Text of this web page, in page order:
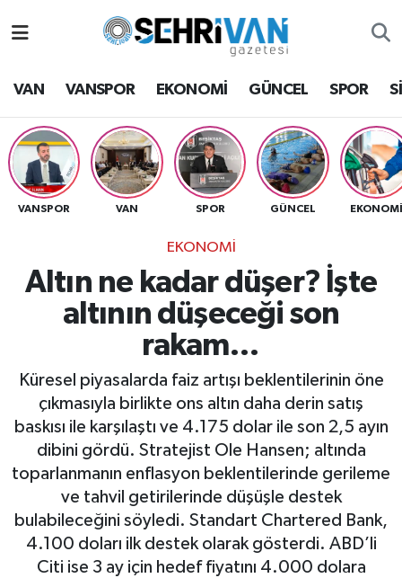
VAN VANSPOR EKONOMİ GÜNCEL SPOR
VANSPOR VAN SPOR GÜNCEL EKONOMİ
EKONOMİ
Altın ne kadar düşer? İşte
altının düşeceği son
rakam…
Küresel piyasalarda faiz artışı beklentilerinin öne
çıkmasıyla birlikte ons altın daha derin satış
baskısı ile karşılaştı ve 4.175 dolar ile son 2,5 ayın
dibini gördü. Stratejist Ole Hansen; altında
toparlanmanın enflasyon beklentilerinde gerileme
ve tahvil getirilerinde düşüşle destek
bulabileceğini söyledi. Standart Chartered Bank,
4.100 doları ilk destek olarak gösterdi. ABD’li
Citi ise 3 ay için hedef fiyatını 4.000 dolara
Van Hava Durumu
VAN Namaz Vakitleri
Van Trafik Yoğunluk Haritası
Süper Lig Puan Durumu ve Fikstür
Tüm Manşetler
Son Dakika Haberleri
Haber Arşivi